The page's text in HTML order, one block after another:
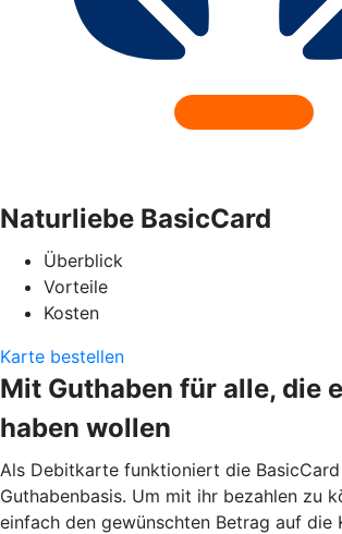
Naturliebe BasicCard
Überblick
Vorteile
Kosten
Karte bestellen
Mit Guthaben für alle, die
haben wollen
Als Debitkarte funktioniert die
Guthabenbasis. Um mit ihr bezahlen zu
einfach den gewünschten Betrag auf die